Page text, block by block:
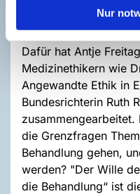
Nur
Dafür hat Antje
Medizinethikern wie
Angewandte Ethik in
Bundesrichterin Ruth
die Grenzfragen
Behandlung gehen,
werden? "Der Wille
die Behandlung“ ist